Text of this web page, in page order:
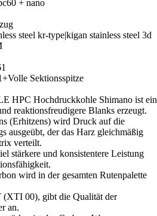
+ nano
steel kr-type|kigan stainless steel 3d
Sektionsspitze
HPC Hochdruckkohle Shimano ist ein
reaktionsfreudigere Blanks erzeugt.
(Erhitzens) wird Druck auf die
ausgeübt, der das Harz gleichmäßig
verteilt.
stärkere und konsistentere Leistung
wird in der gesamten Rutenpalette
(XTI 00), gibt die Qualität der
an.